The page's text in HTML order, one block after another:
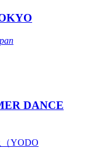
DANCE
YODO